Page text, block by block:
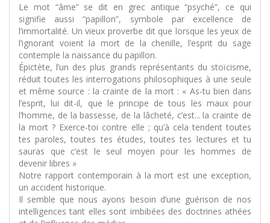
Le mot “âme” se dit en grec antique “psyché”, ce qui
signifie aussi “papillon”, symbole par excellence de
l’immortalité. Un vieux proverbe dit que lorsque les yeux de
l’ignorant voient la mort de la chenille, l’esprit du sage
contemple la naissance du papillon.
Épictète, l’un des plus grands représentants du stoïcisme,
réduit toutes les interrogations philosophiques à une seule
et même source : la crainte de la mort : « As-tu bien dans
l’esprit, lui dit-il, que le principe de tous les maux pour
l’homme, de la bassesse, de la lâcheté, c’est... la crainte de
la mort ? Exerce-toi contre elle ; qu’à cela tendent toutes
tes paroles, toutes tes études, toutes tes lectures et tu
sauras que c’est le seul moyen pour les hommes de
devenir libres »
Notre rapport contemporain à la mort est une exception,
un accident historique.
Il semble que nous ayons besoin d’une guérison de nos
intelligences tant elles sont imbibées des doctrines athées